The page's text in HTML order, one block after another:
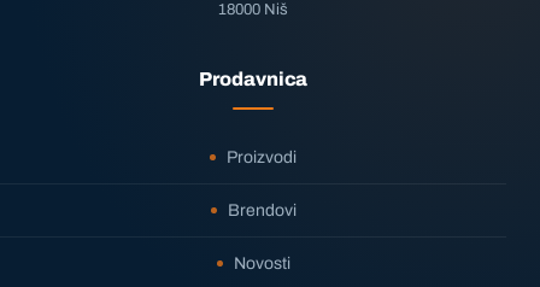
18000 Niš
Prodavnica
Proizvodi
Brendovi
Novosti